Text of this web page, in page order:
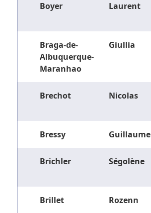
Boyer Laurent
Braga-de-
Albuquerque-
Maranhao
Giullia
Brechot Nicolas
Bressy Guillaume
Brichler Ségolène
Brillet Rozenn